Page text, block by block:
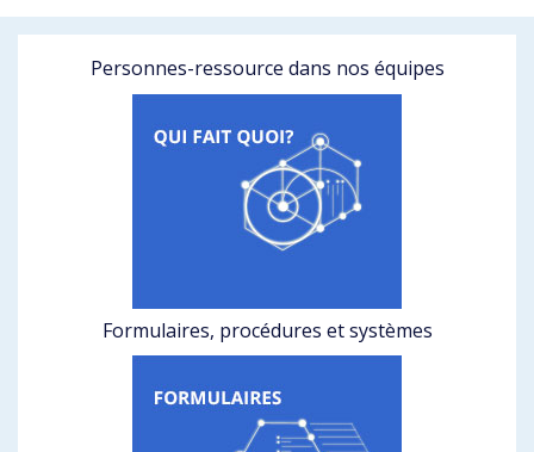
Personnes-ressource dans nos équipes
Formulaires, procédures et systèmes